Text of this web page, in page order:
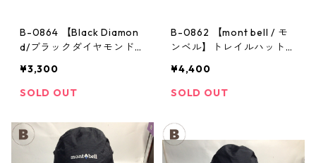
B-0864 【Black Diamon
d/ブラックダイヤモンド】
¥3,300
SOLD OUT
B-0862 【mont bell / モ
ンベル】トレイルハット：
ハット Men's ブラック Lサ
イズ
¥4,400
SOLD OUT